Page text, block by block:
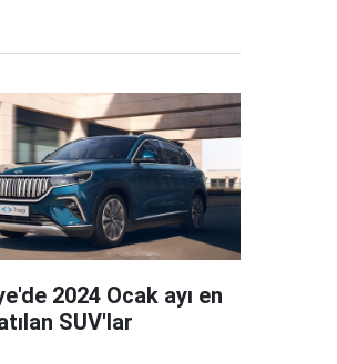
2024 Ocak ayı en
SUV'lar